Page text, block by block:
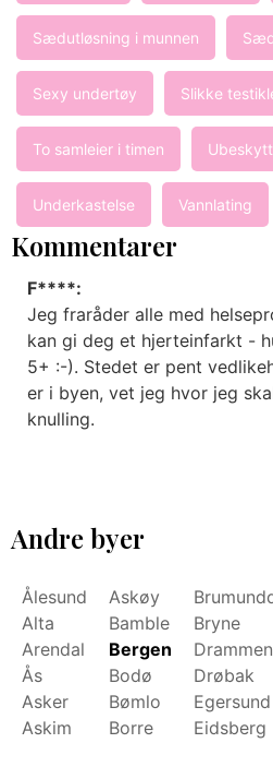
Sædutløsning i munnen
Sexy undertøy Slikke
To samleier i timen
Underkastelse Vannlating
Kommentarer
F****:
Jeg fraråder alle med
kan gi deg et hjerteinfarkt -
5+ :-). Stedet er pent
er i byen, vet jeg hvor jeg
knulling.
Andre byer
Ålesund
Alta
Arendal
Ås
Asker
Askim
Askøy
Bamble
Bergen
Bodø
Bømlo
Borre
Bryne
Drammen
Drøbak
Egersund
Eidsberg